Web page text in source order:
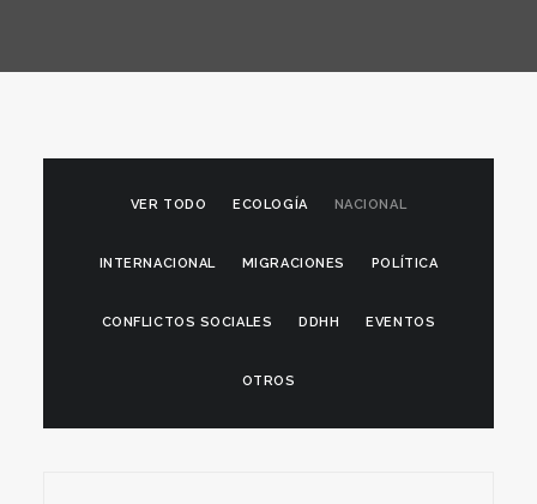
VER TODO ECOLOGÍA NACIONAL
INTERNACIONAL MIGRACIONES POLÍTICA
CONFLICTOS SOCIALES DDHH EVENTOS
OTROS